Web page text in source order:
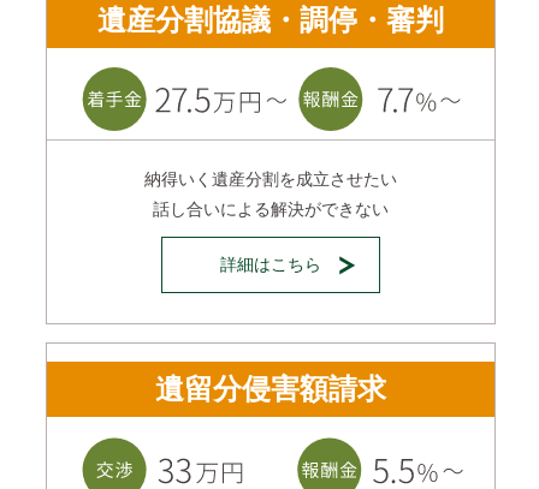
遺産分割協議・調停・審判
納得いく遺産分割を成立させたい
話し合いによる解決ができない
詳細はこちら
遺留分侵害額請求